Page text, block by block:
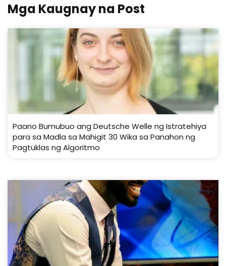
Mga Kaugnay na Post
Paano Bumubuo ang Deutsche Welle ng Istratehiya
para sa Madla sa Mahigit 30 Wika sa Panahon ng
Pagtuklas ng Algoritmo